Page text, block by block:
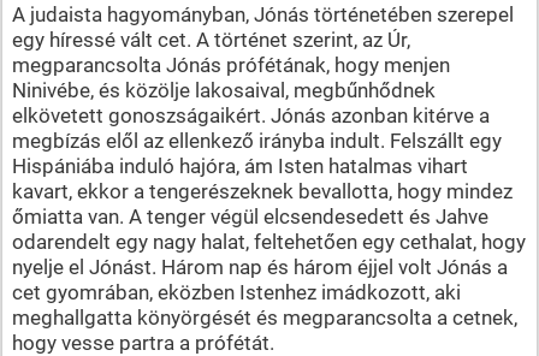
A judaista hagyományban, Jónás történetében szerepel
egy híressé vált cet. A történet szerint, az Úr,
megparancsolta Jónás prófétának, hogy menjen
Ninivébe, és közölje lakosaival, megbűnhődnek
elkövetett gonoszságaikért. Jónás azonban kitérve a
megbízás elől az ellenkező irányba indult. Felszállt egy
Hispániába induló hajóra, ám Isten hatalmas vihart
kavart, ekkor a tengerészeknek bevallotta, hogy mindez
őmiatta van. A tenger végül elcsendesedett és Jahve
odarendelt egy nagy halat, feltehetően egy cethalat, hogy
nyelje el Jónást. Három nap és három éjjel volt Jónás a
cet gyomrában, eközben Istenhez imádkozott, aki
meghallgatta könyörgését és megparancsolta a cetnek,
hogy vesse partra a prófétát.